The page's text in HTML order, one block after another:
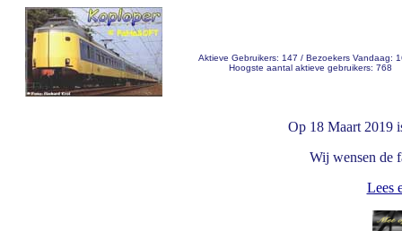
Aktieve Gebruikers: 147 / Bezoekers Vandaag:
Hoogste aantal aktieve gebruikers: 768
Op 18 Maart 2019
Wij wensen de
Lees